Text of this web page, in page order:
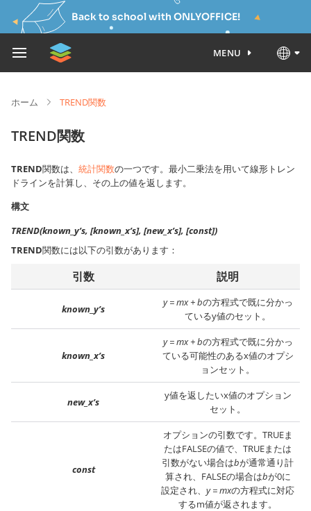
Back to school with ONLYOFFICE!
MENU
ホーム TREND関数
TREND関数
TREND関数は、 統計関数の一つです。最小二乗法を用いて線形トレン
ドラインを計算し、その上の値を返します。
構文
TREND(known_y’s, [known_x’s], [new_x’s], [const])
TREND関数には以下の引数があります：
引数 説明
known_y’s
y = mx + bの方程式で既に分かっ
ているy値のセット。
known_x’s
y = mx + bの方程式で既に分かっ
ている可能性のあるx値のオプシ
ョンセット。
new_x’s
y値を返したいx値のオプション
セット。
const
オプションの引数です。TRUEま
たはFALSEの値で、TRUEまたは
引数がない場合はbが通常通り計
算され、FALSEの場合はbが0に
設定され、 y = mxの方程式に対応
するm値が返されます。